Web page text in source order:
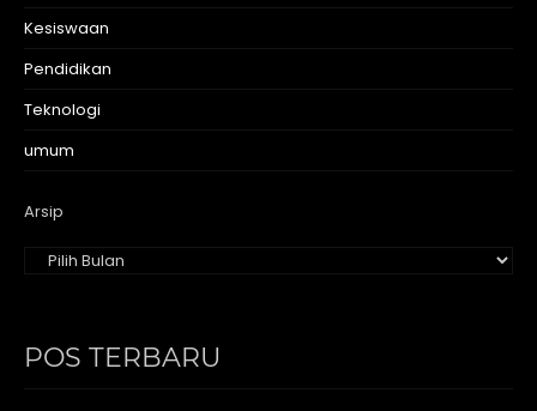
Kesiswaan
Pendidikan
Teknologi
umum
Arsip
POS TERBARU